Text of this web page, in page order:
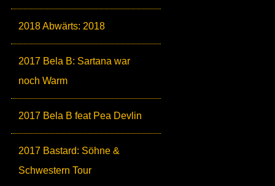
2018 Abwärts: 2018
2017 Bela B: Sartana war
noch Warm
2017 Bela B feat Pea Devlin
2017 Bastard: Söhne &
Schwestern Tour